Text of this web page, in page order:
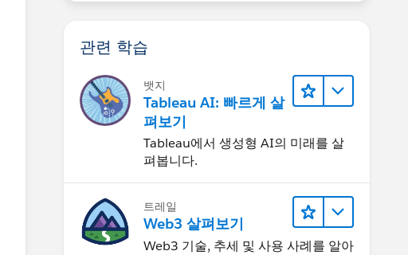
관련 학습
뱃지
Tableau AI: 빠르게 살
펴보기
Tableau에서 생성형 AI의 미래를 살
펴봅니다.
트레일
Web3 살펴보기
Web3 기술, 추세 및 사용 사례를 알아